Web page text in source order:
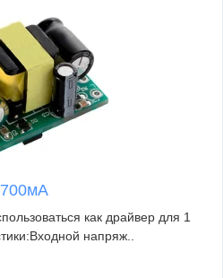
как драйвер для 1
напряж..